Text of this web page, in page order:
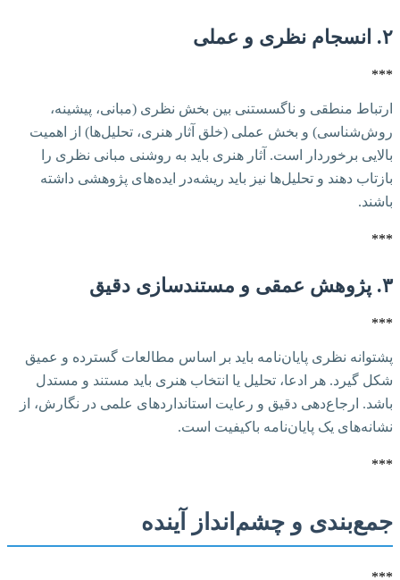
۲. انسجام نظری و عملی
***
ارتباط منطقی و ناگسستنی بین بخش نظری (مبانی، پیشینه،
روش‌شناسی) و بخش عملی (خلق آثار هنری، تحلیل‌ها) از اهمیت
بالایی برخوردار است. آثار هنری باید به روشنی مبانی نظری را
بازتاب دهند و تحلیل‌ها نیز باید ریشه‌در ایده‌های پژوهشی داشته
باشند.
***
۳. پژوهش عمقی و مستندسازی دقیق
***
پشتوانه نظری پایان‌نامه باید بر اساس مطالعات گسترده و عمیق
شکل گیرد. هر ادعا، تحلیل یا انتخاب هنری باید مستند و مستدل
باشد. ارجاع‌دهی دقیق و رعایت استانداردهای علمی در نگارش، از
نشانه‌های یک پایان‌نامه باکیفیت است.
***
جمع‌بندی و چشم‌انداز آینده